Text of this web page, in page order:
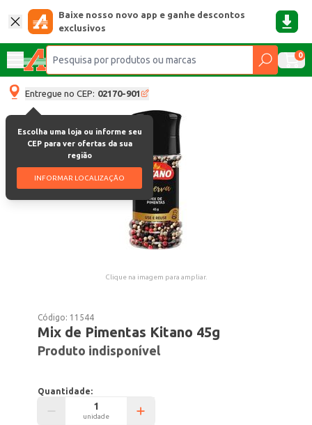
Baixe nosso novo app e ganhe descontos
exclusivos
0
Entregue no CEP: 02170-901
Escolha uma loja ou informe seu
CEP para ver ofertas da sua
região
INFORMAR LOCALIZAÇÃO
Clique na imagem para ampliar.
Código: 11544
Mix de Pimentas Kitano 45g
Produto indisponível
Quantidade:
unidade